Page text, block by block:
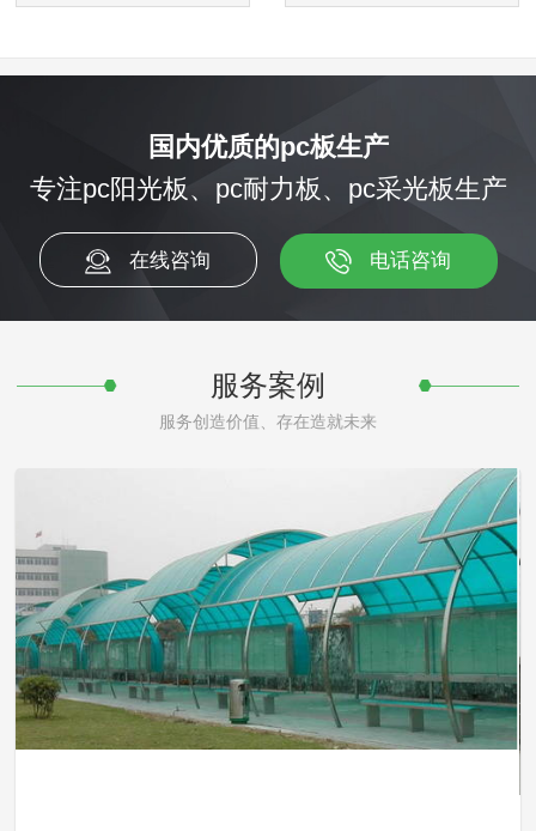
国内优质的pc板生产
专注pc阳光板、pc耐力板、pc采光板生产
在线咨询 电话咨询
服务案例
服务创造价值、存在造就未来